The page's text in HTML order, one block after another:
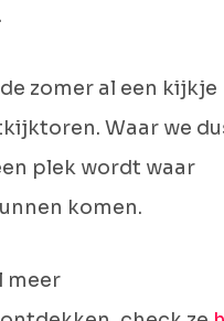
zomer al een kijkje
Waar we
plek wordt waar
komen.
meer